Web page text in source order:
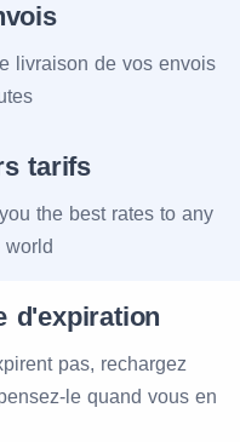
livraison de vos envois
tarifs
the best rates to any
world
d'expiration
pas, rechargez
le quand vous en